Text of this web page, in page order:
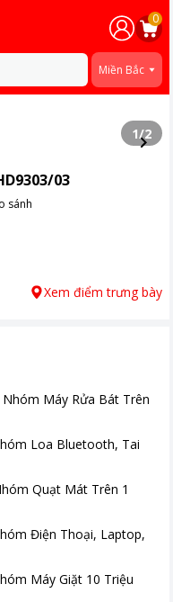
0
Miền Bắc
1/2
03
sánh
Xem điểm trưng bày
Máy Rửa Bát Trên
Loa Bluetooth, Tai
Quạt Mát Trên 1
Điện Thoại, Laptop,
Máy Giặt 10 Triệu